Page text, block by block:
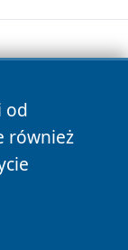
od
również